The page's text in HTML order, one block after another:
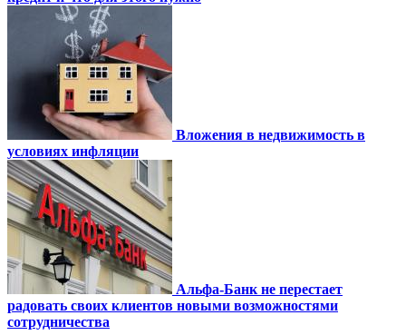
Вложения в недвижимость в
условиях инфляции
Альфа-Банк не перестает
радовать своих клиентов новыми возможностями
сотрудничества